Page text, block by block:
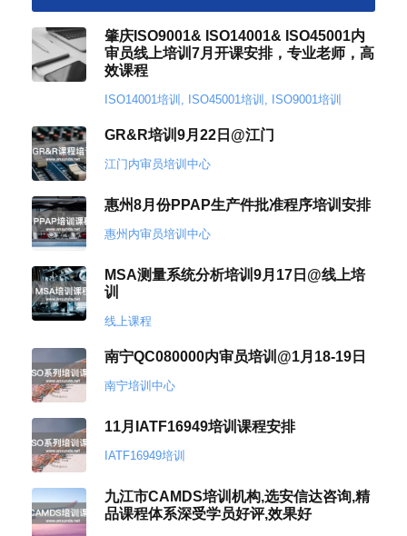
肇庆ISO9001& ISO14001& ISO45001内
审员线上培训7月开课安排，专业老师，高
效课程
ISO14001培训 , ISO45001培训 , ISO9001培训
GR&R培训9月22日@江门
江门内审员培训中心
惠州8月份PPAP生产件批准程序培训安排
惠州内审员培训中心
MSA测量系统分析培训9月17日@线上培
训
线上课程
南宁QC080000内审员培训@1月18-19日
南宁培训中心
11月IATF16949培训课程安排
IATF16949培训
九江市CAMDS培训机构,选安信达咨询,精
品课程体系深受学员好评,效果好